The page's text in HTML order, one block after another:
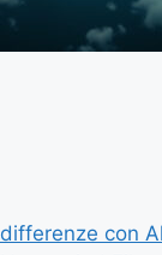
differenze con